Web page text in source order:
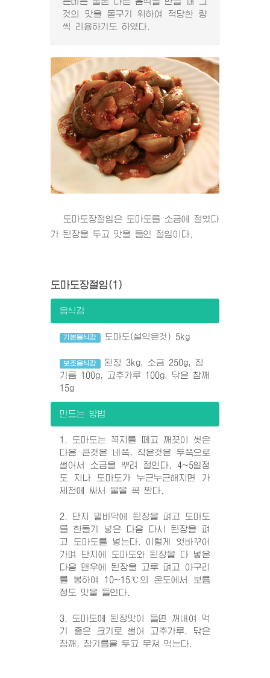
것의 맛을 돋구기 위하여 적당한 량
씩 리용하기도 하였다.
도마도장절임은 도마도를 소금에 절였다
가 된장을 두고 맛을 들인 절임이다.
도마도장절임(1)
음식감
기본음식감 도마도(설익은것) 5kg
보조음식감
된장 3kg, 소금 250g, 참
기름 100g, 고추가루 100g, 닦은 참깨
15g
만드는 방법
1. 도마도는 꼭지를 떼고 깨끗이 씻은
다음 큰것은 네쪽, 작은것은 두쪽으로
썰어서 소금을 뿌려 절인다. 4~5일정
도 지나 도마도가 누근누근해지면 가
제천에 싸서 물을 꼭 짠다.
2. 단지 밑바닥에 된장을 펴고 도마도
를 한돌기 넣은 다음 다시 된장을 펴
고 도마도를 넣는다. 이렇게 엇바꾸어
가며 단지에 도마도와 된장을 다 넣은
다음 맨우에 된장을 고루 펴고 아구리
를 봉하여 10~15℃의 온도에서 보름
정도 맛을 들인다.
3. 도마도에 된장맛이 들면 꺼내여 먹
기 좋은 크기로 썰어 고추가루, 닦은
참깨, 참기름을 두고 무쳐 먹는다.